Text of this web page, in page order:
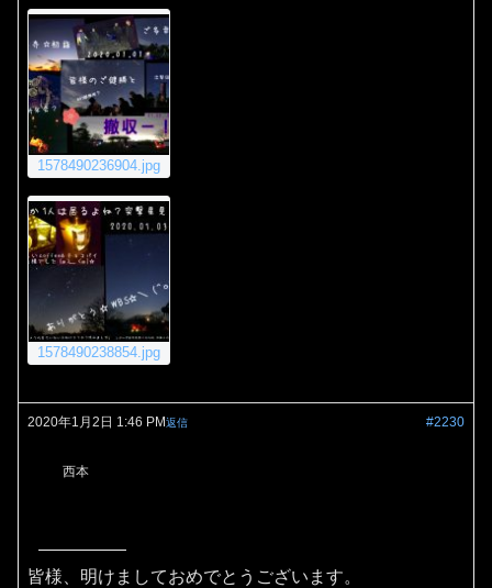
1578490236904.jpg
1578490238854.jpg
2020年1月2日 1:46 PM #2230
返信
西本
皆様、明けましておめでとうございます。